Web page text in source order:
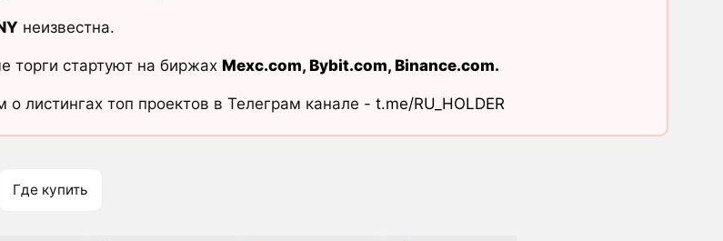
неизвестна.
торги стартуют на биржах Mexc.com, Bybit.com, Binance.com.
листингах топ проектов в Телеграм канале - t.me/RU_HOLDER
Где купить